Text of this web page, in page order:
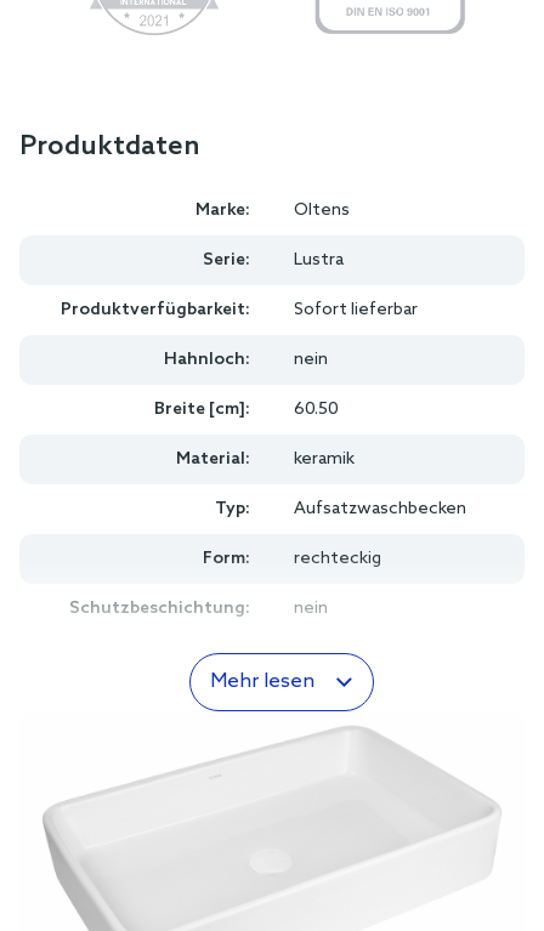
Produktdaten
Marke: Oltens
Serie: Lustra
Produktverfügbarkeit: Sofort lieferbar
Hahnloch: nein
Breite [cm]: 60.50
Material: keramik
Typ: Aufsatzwaschbecken
Form: rechteckig
Schutzbeschichtung: nein
Mehr lesen